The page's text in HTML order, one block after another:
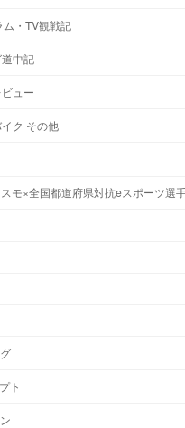
ム・TV観戦記
中記
ュー
ク その他
モ×全国都道府県対抗eスポーツ選
ト